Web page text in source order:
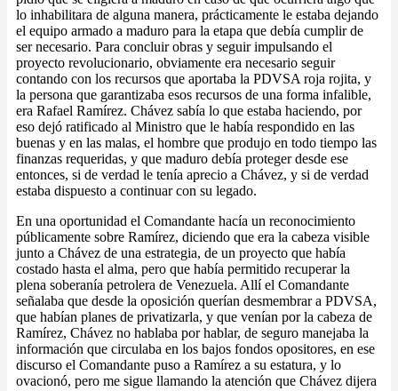
lo inhabilitara de alguna manera, prácticamente le estaba dejando
el equipo armado a maduro para la etapa que debía cumplir de
ser necesario. Para concluir obras y seguir impulsando el
proyecto revolucionario, obviamente era necesario seguir
contando con los recursos que aportaba la PDVSA roja rojita, y
la persona que garantizaba esos recursos de una forma infalible,
era Rafael Ramírez. Chávez sabía lo que estaba haciendo, por
eso dejó ratificado al Ministro que le había respondido en las
buenas y en las malas, el hombre que produjo en todo tiempo las
finanzas requeridas, y que maduro debía proteger desde ese
entonces, si de verdad le tenía aprecio a Chávez, y si de verdad
estaba dispuesto a continuar con su legado.
En una oportunidad el Comandante hacía un reconocimiento
públicamente sobre Ramírez, diciendo que era la cabeza visible
junto a Chávez de una estrategia, de un proyecto que había
costado hasta el alma, pero que había permitido recuperar la
plena soberanía petrolera de Venezuela. Allí el Comandante
señalaba que desde la oposición querían desmembrar a PDVSA,
que habían planes de privatizarla, y que venían por la cabeza de
Ramírez, Chávez no hablaba por hablar, de seguro manejaba la
información que circulaba en los bajos fondos opositores, en ese
discurso el Comandante puso a Ramírez a su estatura, y lo
ovacionó, pero me sigue llamando la atención que Chávez dijera